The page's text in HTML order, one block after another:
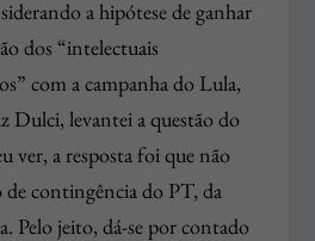
a hipótese de ganhar
dos “intelectuais
com a campanha do Lula,
Dulci, levantei a questão do
ver, a resposta foi que não
contingência do PT, da
Pelo jeito, dá-se por contado